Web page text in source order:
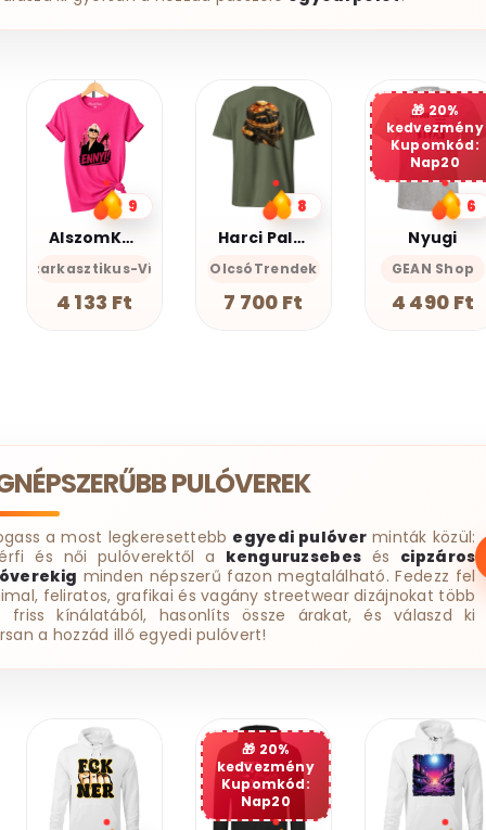
Önazonos
8
Harci Palacsinta - Grafikus Unisex Póló
OlcsóTrendek
7 700 Ft
20%
kedvezmény
Kupomkód:
Nap20
6
Nyugi
GEAN Shop
4 490 Ft
3
AlszomKöszi- Szarkasztikus-
4 499 Ft
PULÓVEREK
a most legkeresettebb egyedi pulóver minták közül:
és női pulóverektől a kenguruzsebes és cipzáros
minden népszerű fazon megtalálható. Fedezz fel
feliratos, grafikai és vagány streetwear dizájnokat több
friss kínálatából, hasonlíts össze árakat, és válaszd ki
a hozzád illő egyedi pulóvert!
20%
kedvezmény
Kupomkód:
Nap20